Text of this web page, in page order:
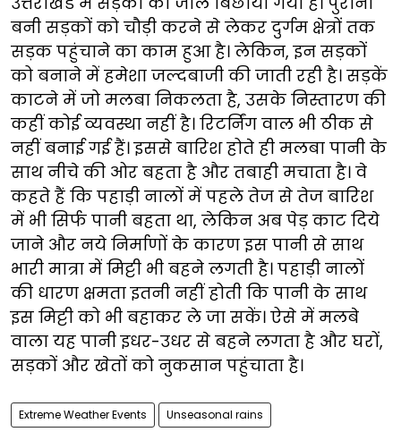
बनी सड़कों को चौड़ी करने से लेकर दुर्गम क्षेत्रों तक
सड़क पहुंचाने का काम हुआ है। लेकिन, इन सड़कों
को बनाने में हमेशा जल्दबाजी की जाती रही है। सड़कें
काटने में जो मलबा निकलता है, उसके निस्तारण की
कहीं कोई व्यवस्था नहीं है। रिटर्निंग वाल भी ठीक से
नहीं बनाई गई हैं। इससे बारिश होते ही मलबा पानी के
साथ नीचे की ओर बहता है और तबाही मचाता है। वे
कहते हैं कि पहाड़ी नालों में पहले तेज से तेज बारिश
में भी सिर्फ पानी बहता था, लेकिन अब पेड़ काट दिये
जाने और नये निर्माणों के कारण इस पानी से साथ
भारी मात्रा में मिट्टी भी बहने लगती है। पहाड़ी नालों
की धारण क्षमता इतनी नहीं होती कि पानी के साथ
इस मिट्टी को भी बहाकर ले जा सकें। ऐसे में मलबे
वाला यह पानी इधर-उधर से बहने लगता है और घरों,
सड़कों और खेतों को नुकसान पहुंचाता है।
Extreme Weather Events Unseasonal rains